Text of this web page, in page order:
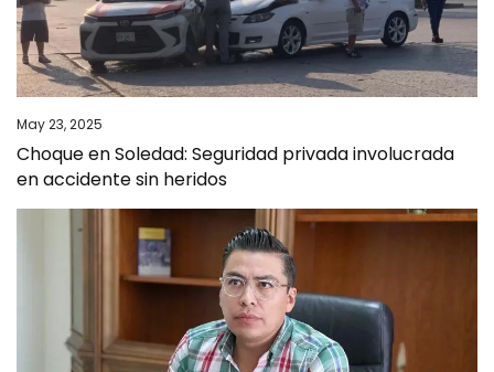
May 23, 2025
Choque en Soledad: Seguridad privada involucrada
en accidente sin heridos